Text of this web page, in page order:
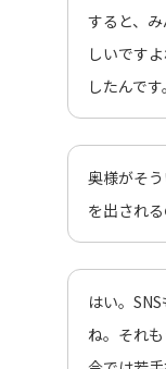
すると、
しいです
したんです。
奥様がそ
を出される
はい。
ね。それ